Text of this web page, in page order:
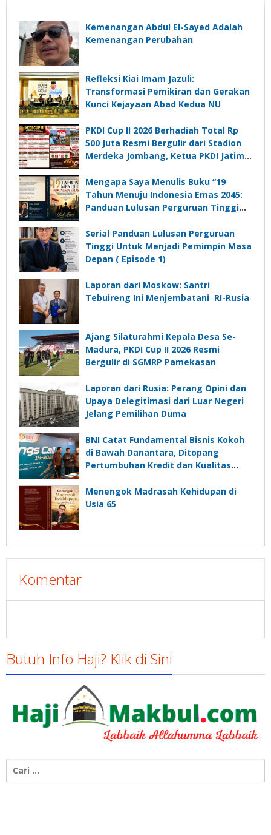
Kemenangan Abdul El-Sayed Adalah
Kemenangan Perubahan
Refleksi Kiai Imam Jazuli:
Transformasi Pemikiran dan Gerakan
Kunci Kejayaan Abad Kedua NU
PKDI Cup II 2026 Berhadiah Total Rp
500 Juta Resmi Bergulir dari Stadion
Merdeka Jombang, Ketua PKDI Jatim:
Komunikasi Kades untuk Memajukan
Desa
Mengapa Saya Menulis Buku “19
Tahun Menuju Indonesia Emas 2045:
Panduan Lulusan Perguruan Tinggi
Depan”?
Serial Panduan Lulusan Perguruan
Tinggi Untuk Menjadi Pemimpin Masa
Depan ( Episode 1)
Laporan dari Moskow: Santri
Tebuireng Ini Menjembatani RI-Rusia
Ajang Silaturahmi Kepala Desa Se-
Madura, PKDI Cup II 2026 Resmi
Bergulir di SGMRP Pamekasan
Laporan dari Rusia: Perang Opini dan
Upaya Delegitimasi dari Luar Negeri
Jelang Pemilihan Duma
BNI Catat Fundamental Bisnis Kokoh
di Bawah Danantara, Ditopang
Pertumbuhan Kredit dan Kualitas
Menengok Madrasah Kehidupan di
Usia 65
Komentar
Butuh Info Haji? Klik di Sini
untuk: